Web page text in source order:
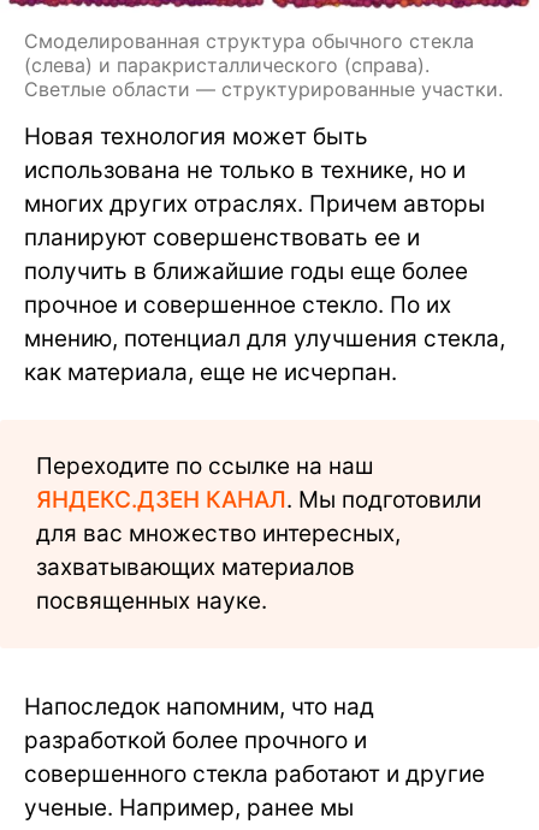
Смоделированная структура обычного стекла
(слева) и паракристаллического (справа).
Светлые области — структурированные участки.
Новая технология может быть
использована не только в технике, но и
многих других отраслях. Причем авторы
планируют совершенствовать ее и
получить в ближайшие годы еще более
прочное и совершенное стекло. По их
мнению, потенциал для улучшения стекла,
как материала, еще не исчерпан.
Переходите по ссылке на наш
ЯНДЕКС.ДЗЕН КАНАЛ. Мы подготовили
для вас множество интересных,
захватывающих материалов
посвященных науке.
Напоследок напомним, что над
разработкой более прочного и
совершенного стекла работают и другие
ученые. Например, ранее мы